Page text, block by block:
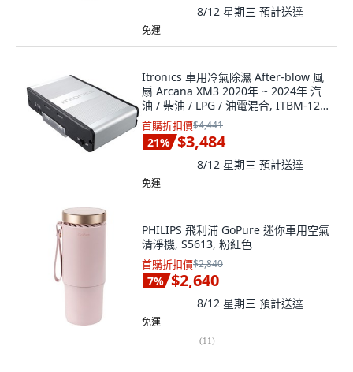
8/12 星期三 預計送達
免運
Itronics 車用冷氣除濕 After-blow 風
扇 Arcana XM3 2020年 ~ 2024年 汽
油 / 柴油 / LPG / 油電混合, ITBM-120,
珍珠灰
首購折扣價$4,441
21% $3,484
8/12 星期三 預計送達
免運
PHILIPS 飛利浦 GoPure 迷你車用空氣
清淨機, S5613, 粉紅色
首購折扣價$2,840
7% $2,640
8/12 星期三 預計送達
免運
(11)